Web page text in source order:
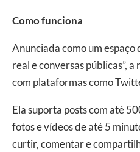
Como funciona
Anunciada como um espaço
real e conversas públicas”,
com plataformas como
Ela suporta posts com até
fotos e vídeos de até 5
curtir, comentar e